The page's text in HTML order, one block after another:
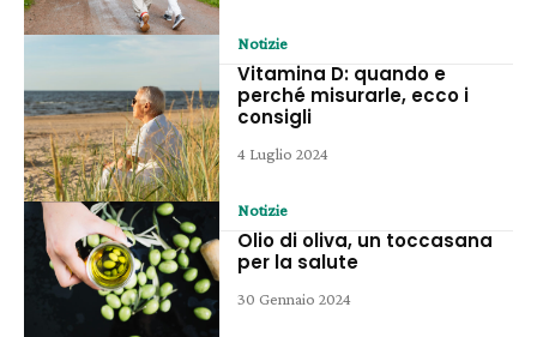
Notizie
Vitamina D: quando e
perché misurarle, ecco i
consigli
4 Luglio 2024
Notizie
Olio di oliva, un toccasana
per la salute
30 Gennaio 2024